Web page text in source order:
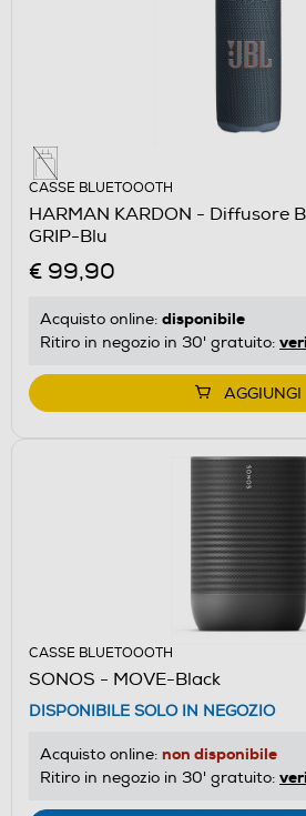
CASSE BLUETOOOTH
HARMAN KARDON - Diffusore
GRIP-Blu
€ 99,90
Acquisto online: disponibile
Ritiro in negozio in 30' gratuito:
AGGIUNGI
CASSE BLUETOOOTH
SONOS - MOVE-Black
DISPONIBILE SOLO IN NEGOZIO
Acquisto online: non disponibile
Ritiro in negozio in 30' gratuito: